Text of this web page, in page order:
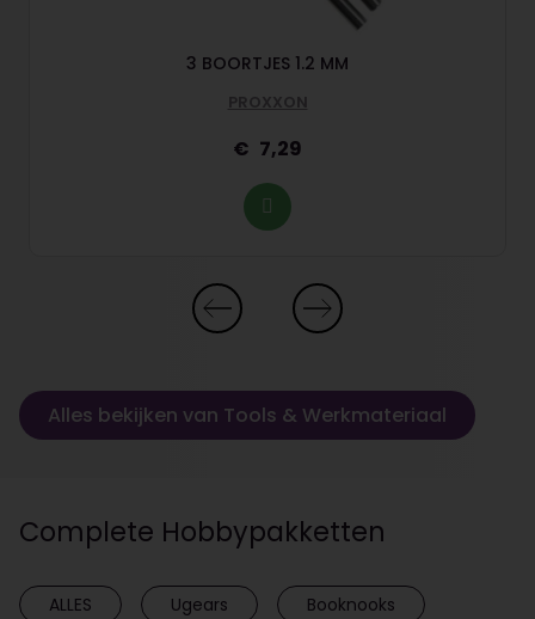
3 BOORTJES 1.2 MM
PROXXON
7,29
Alles bekijken van Tools & Werkmateriaal
Complete Hobbypakketten
ALLES Ugears Booknooks